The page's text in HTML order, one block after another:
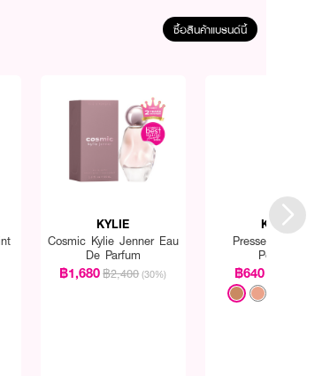
ซื้อสินค้าแบรนด์นี้
KYLIE
Cosmic Kylie Jenner Eau
De Parfum
฿1,680฿2,400 (30%)
KYLIE
Pressed Bronzing
Powder
฿640